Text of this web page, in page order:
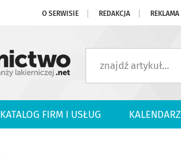
O SERWISIE REDAKCJA REKLAMA
KATALOG FIRM I USŁUG KALENDARZ